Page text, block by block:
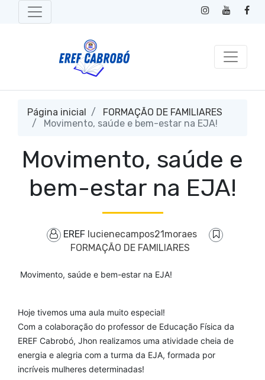
Página inicial
FORMAÇÃO DE FAMILIARES
Movimento, saúde e bem-estar na EJA!
Movimento, saúde e
bem-estar na EJA!
EREF lucienecampos21moraes
FORMAÇÃO DE FAMILIARES
Movimento, saúde e bem-estar na EJA!
Hoje tivemos uma aula muito especial!
Com a colaboração do professor de Educação Física da
EREF Cabrobó, Jhon realizamos uma atividade cheia de
energia e alegria com a turma da EJA, formada por
incríveis mulheres determinadas!